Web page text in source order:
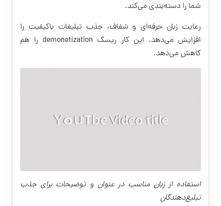
شما را دسته‌بندی می‌کند.
رعایت زبان حرفه‌ای و شفاف، جذب تبلیغات باکیفیت را
افزایش می‌دهد. این کار ریسک demonetization را هم
کاهش می‌دهد.
استفاده از زبان مناسب در عنوان و توضیحات برای جذب
تبلیغ‌دهندگان